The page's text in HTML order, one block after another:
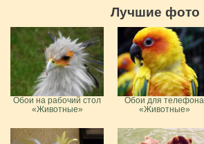
Лучшие фото
Обои на рабочий стол
«Животные»
Обои для телефона
«Животные»